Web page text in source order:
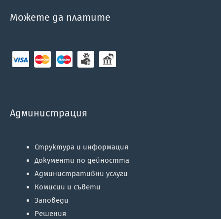
Можете да платите
Администрация
Структура и информация
Документи по дейността
Административни услуги
Комисии и съвети
Заповеди
Решения